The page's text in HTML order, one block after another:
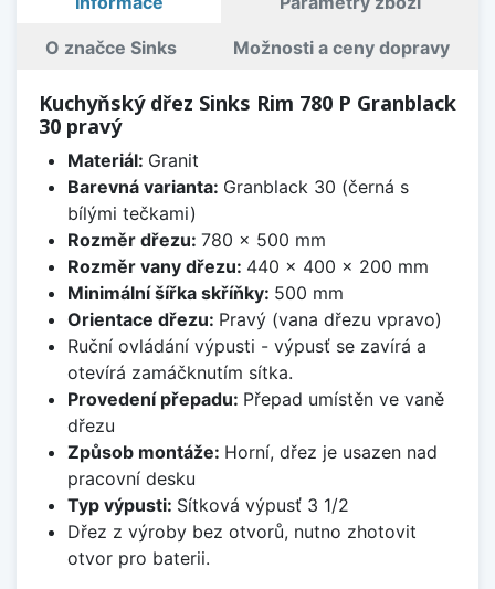
O značce Sinks Možnosti a ceny dopravy
Kuchyňský dřez Sinks Rim 780 P Granblack
30 pravý
Materiál: Granit
Barevná varianta: Granblack 30 (černá s
bílými tečkami)
Rozměr dřezu: 780 x 500 mm
Rozměr vany dřezu: 440 x 400 x 200 mm
Minimální šířka skříňky: 500 mm
Orientace dřezu: Pravý (vana dřezu vpravo)
Ruční ovládání výpusti - výpusť se zavírá a
otevírá zamáčknutím sítka.
Provedení přepadu: Přepad umístěn ve vaně
dřezu
Způsob montáže: Horní, dřez je usazen nad
pracovní desku
Typ výpusti: Sítková výpusť 3 1/2
Dřez z výroby bez otvorů, nutno zhotovit
otvor pro baterii.